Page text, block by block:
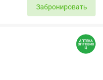
Забронировать